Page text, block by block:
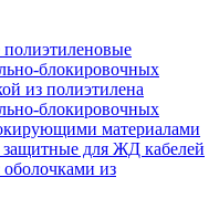
блокировочных
из полиэтилена
блокировочных
материалами
для ЖД кабелей